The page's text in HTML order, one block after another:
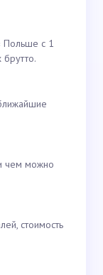
Польше с 1
чем можно
стоимость